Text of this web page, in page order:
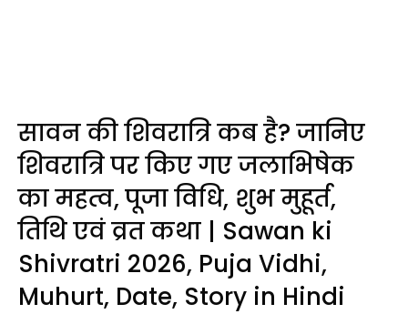
सावन की शिवरात्रि कब है? जानिए
शिवरात्रि पर किए गए जलाभिषेक
का महत्व, पूजा विधि, शुभ मुहूर्त,
तिथि एवं व्रत कथा | Sawan ki
Shivratri 2026, Puja Vidhi,
Muhurt, Date, Story in Hindi